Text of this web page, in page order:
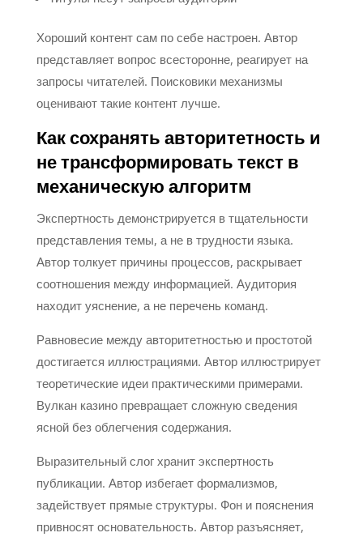
Хороший контент сам по себе настроен. Автор
представляет вопрос всесторонне, реагирует на
запросы читателей. Поисковики механизмы
оценивают такие контент лучше.
Как сохранять авторитетность и
не трансформировать текст в
механическую алгоритм
Экспертность демонстрируется в тщательности
представления темы, а не в трудности языка.
Автор толкует причины процессов, раскрывает
соотношения между информацией. Аудитория
находит уяснение, а не перечень команд.
Равновесие между авторитетностью и простотой
достигается иллюстрациями. Автор иллюстрирует
теоретические идеи практическими примерами.
Вулкан казино превращает сложную сведения
ясной без облегчения содержания.
Выразительный слог хранит экспертность
публикации. Автор избегает формализмов,
задействует прямые структуры. Фон и пояснения
привносят основательность. Автор разъясняет,